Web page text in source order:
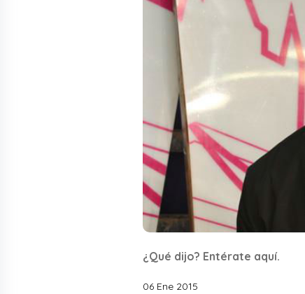
¿Qué dijo? Entérate aquí.
06 Ene 2015